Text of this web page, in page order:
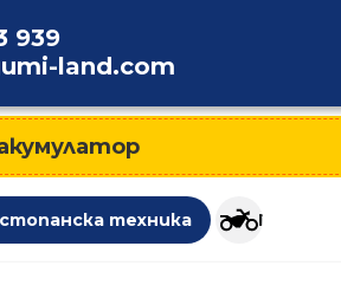
939
land.com
автомобили
техника Гуми за